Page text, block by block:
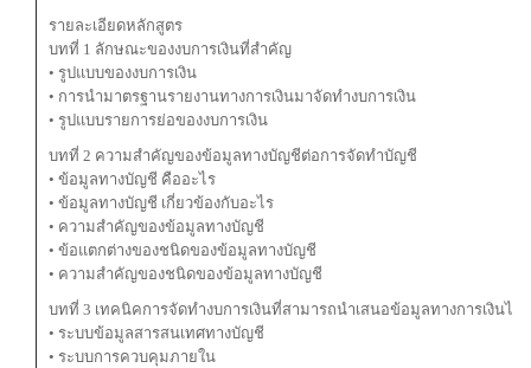
รายละเอียดหลักสูตร
บทที่ 1 ลักษณะของงบการเงินที่สำคัญ
• รูปแบบของงบการเงิน
• การนำมาตรฐานรายงานทางการเงินมาจัดทำงบการเงิน
• รูปแบบรายการย่อของงบการเงิน
บทที่ 2 ความสำคัญของข้อมูลทางบัญชีต่อการจัดทำบัญชี
• ข้อมูลทางบัญชี คืออะไร
• ข้อมูลทางบัญชี เกี่ยวข้องกับอะไร
• ความสำคัญของข้อมูลทางบัญชี
• ข้อแตกต่างของชนิดของข้อมูลทางบัญชี
• ความสำคัญของชนิดของข้อมูลทางบัญชี
บทที่ 3 เทคนิคการจัดทำงบการเงินที่สามารถนำเสนอข้อมูลทางการเงินไ
• ระบบข้อมูลสารสนเทศทางบัญชี
• ระบบการควบคุมภายใน